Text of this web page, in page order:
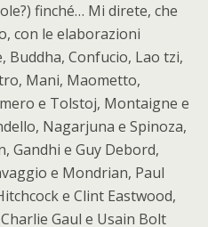
finché… Mi direte, che
con le elaborazioni
Buddha, Confucio, Lao tzi,
Mani, Maometto,
e Tolstoj, Montaigne e
Nagarjuna e Spinoza,
Gandhi e Guy Debord,
e Mondrian, Paul
e Clint Eastwood,
Gaul e Usain Bolt